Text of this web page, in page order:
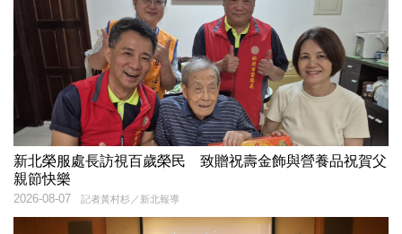
新北榮服處長訪視百歲榮民 致贈祝壽金飾與營養品祝賀父
親節快樂
記者黃村杉／新北報導
2026-08-07